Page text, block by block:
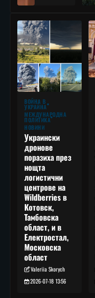
ВОЙНА В
УКРАЙНА
МЕЖДУНАРОДНА
ПОЛИТИКА
НОВИНИ
Украински
дронове
поразиха през
нощта
логистични
центрове на
Wildberries в
Котовск,
Тамбовска
област, и в
Електростал,
Московска
област
Valeriia Skorych
2026-07-18 13:56